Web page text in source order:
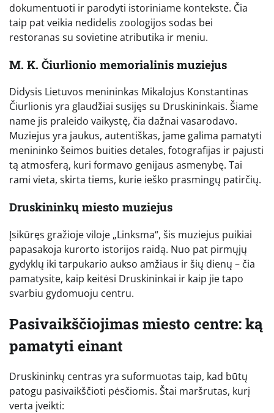
dokumentuoti ir parodyti istoriniame kontekste. Čia
taip pat veikia nedidelis zoologijos sodas bei
restoranas su sovietine atributika ir meniu.
M. K. Čiurlionio memorialinis muziejus
Didysis Lietuvos menininkas Mikalojus Konstantinas
Čiurlionis yra glaudžiai susijęs su Druskininkais. Šiame
name jis praleido vaikystę, čia dažnai vasarodavo.
Muziejus yra jaukus, autentiškas, jame galima pamatyti
menininko šeimos buities detales, fotografijas ir pajusti
tą atmosferą, kuri formavo genijaus asmenybę. Tai
rami vieta, skirta tiems, kurie ieško prasmingų patirčių.
Druskininkų miesto muziejus
Įsikūręs gražioje viloje „Linksma“, šis muziejus puikiai
papasakoja kurorto istorijos raidą. Nuo pat pirmųjų
gydyklų iki tarpukario aukso amžiaus ir šių dienų – čia
pamatysite, kaip keitėsi Druskininkai ir kaip jie tapo
svarbiu gydomuoju centru.
Pasivaikščiojimas miesto centre: ką
pamatyti einant
Druskininkų centras yra suformuotas taip, kad būtų
patogu pasivaikščioti pėsčiomis. Štai maršrutas, kurį
verta įveikti: